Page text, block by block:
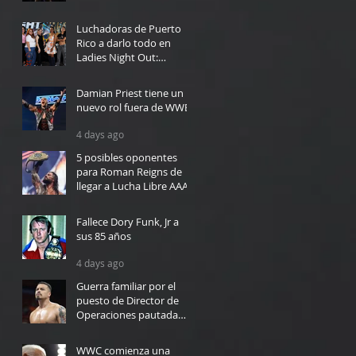
Luchadoras de Puerto
Rico a darlo todo en
Ladies Night Out:
Damian Priest tiene un
nuevo rol fuera de WWE
4 days ago
5 posibles oponentes
para Roman Reigns de
llegar a Lucha Libre AAA
Fallece Dory Funk, Jr a
sus 85 años
4 days ago
Guerra familiar por el
puesto de Director de
Operaciones pautada
WWC comienza una